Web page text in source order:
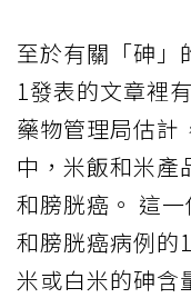
至於有關「砷」
1發表的文章裡
藥物管理局估計
中，米飯和米產
和膀胱癌。 這
和膀胱癌病例的
米或白米的砷含